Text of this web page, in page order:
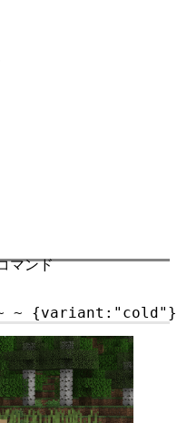
マンド
~ ~ {variant:"cold"}